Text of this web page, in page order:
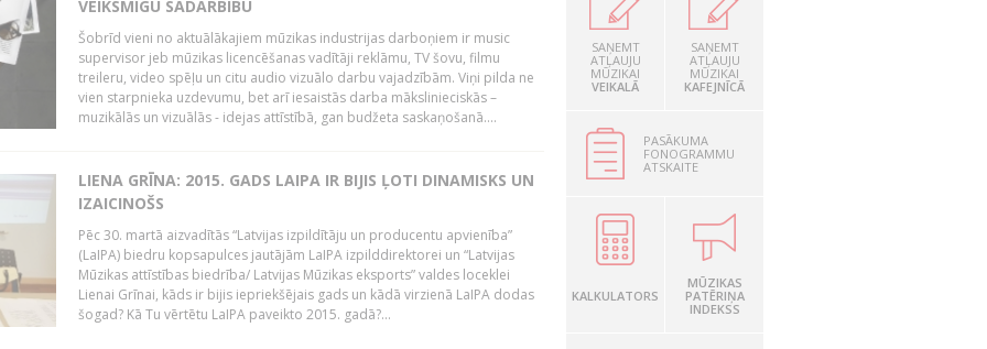
VEIKSMĪGU SADARBĪBU
Šobrīd vieni no aktuālākajiem mūzikas industrijas darboņiem ir music
supervisor jeb mūzikas licencēšanas vadītāji reklāmu, TV šovu, filmu
treileru, video spēļu un citu audio vizuālo darbu vajadzībām. Viņi pilda ne
vien starpnieka uzdevumu, bet arī iesaistās darba mākslinieciskās –
muzikālās un vizuālās - idejas attīstībā, gan budžeta saskaņošanā....
LIENA GRĪNA: 2015. GADS LAIPA IR BIJIS ĻOTI DINAMISKS UN
IZAICINOŠS
Pēc 30. martā aizvadītās “Latvijas izpildītāju un producentu apvienība”
(LaIPA) biedru kopsapulces jautājām LaIPA izpilddirektorei un “Latvijas
Mūzikas attīstības biedrība/ Latvijas Mūzikas eksports” valdes loceklei
Lienai Grīnai, kāds ir bijis iepriekšējais gads un kādā virzienā LaIPA dodas
šogad? Kā Tu vērtētu LaIPA paveikto 2015. gadā?...
SAŅEMT
ATĻAUJU
MŪZIKAI
VEIKALĀ
SAŅEMT
ATĻAUJU
MŪZIKAI
KAFEJNĪCĀ
PASĀKUMA
FONOGRAMMU
ATSKAITE
KALKULATORS
MŪZIKAS
PATĒRIŅA
INDEKSS